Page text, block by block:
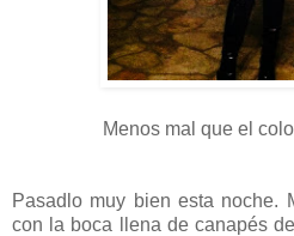
Menos mal que el
Pasadlo muy bien esta noche.
con la boca llena de canapés